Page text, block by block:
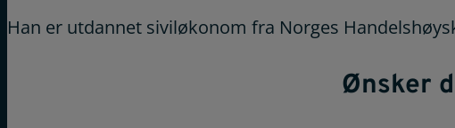
Han er utdannet siviløkonom fra Norges
Ønsker